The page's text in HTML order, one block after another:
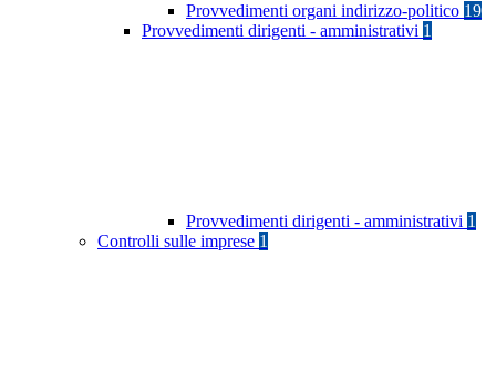
Provvedimenti organi indirizzo-politico 19
Provvedimenti dirigenti - amministrativi 1
Provvedimenti dirigenti - amministrativi 1
Controlli sulle imprese 1